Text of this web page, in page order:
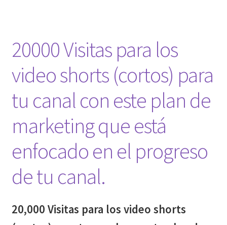
20000 Visitas para los
video shorts (cortos) para
tu canal con este plan de
marketing que está
enfocado en el progreso
de tu canal.
20,000 Visitas para los video shorts